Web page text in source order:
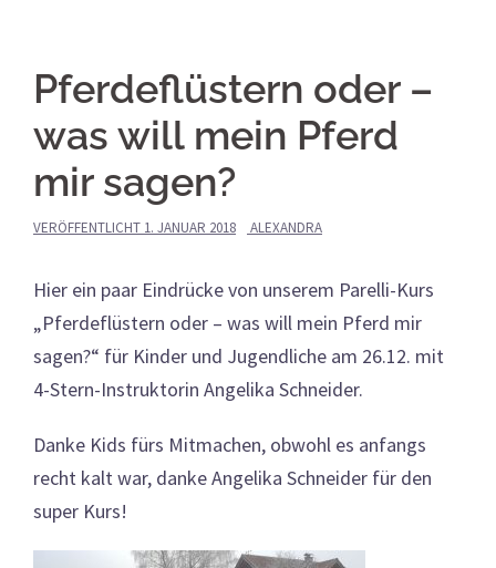
Pferdeflüstern oder –
was will mein Pferd
mir sagen?
VERÖFFENTLICHT 1. JANUAR 2018 ALEXANDRA
Hier ein paar Eindrücke von unserem Parelli-Kurs
„Pferdeflüstern oder – was will mein Pferd mir
sagen?“ für Kinder und Jugendliche am 26.12. mit
4-Stern-Instruktorin Angelika Schneider.
Danke Kids fürs Mitmachen, obwohl es anfangs
recht kalt war, danke Angelika Schneider für den
super Kurs!